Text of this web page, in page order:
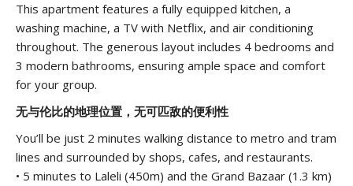
This apartment features a fully equipped kitchen, a
washing machine, a TV with Netflix, and air conditioning
throughout. The generous layout includes 4 bedrooms and
3 modern bathrooms, ensuring ample space and comfort
for your group.
无与伦比的地理位置，无可匹敌的便利性
You’ll be just 2 minutes walking distance to metro and tram
lines and surrounded by shops, cafes, and restaurants.
• 5 minutes to Laleli (450m) and the Grand Bazaar (1.3 km)